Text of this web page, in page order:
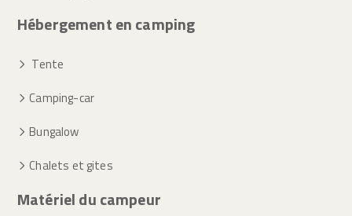
Hébergement en camping
Tente
Camping-car
Bungalow
Chalets et gites
Matériel du campeur